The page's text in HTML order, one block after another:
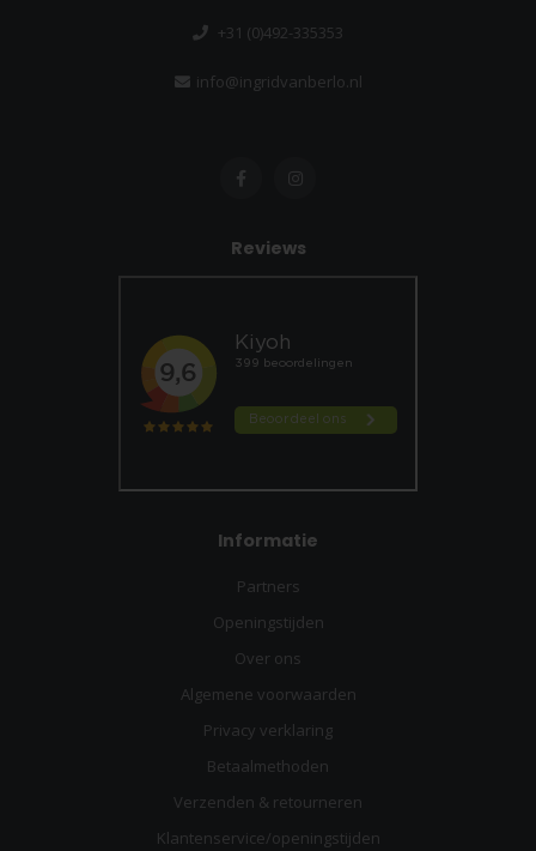
+31 (0)492-335353
info@ingridvanberlo.nl
Reviews
Informatie
Partners
Openingstijden
Over ons
Algemene voorwaarden
Privacy verklaring
Betaalmethoden
Verzenden & retourneren
Klantenservice/openingstijden